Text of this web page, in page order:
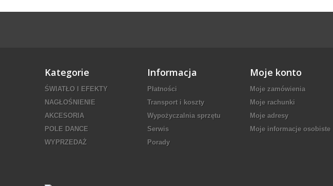
Kategorie
ŚWIATŁO I EFEKTY
NAGŁOŚNIENIE
AKCESORIA
POLE DANCE
WYPRZEDAŻ
Informacja
Płatności
Transport i koszty
Wypożyczalnia sprzętu
Serwis
Porady
Moje konto
Moje zamówienia
Moje rachunki
Moje adresy
Moje informacje osobiste